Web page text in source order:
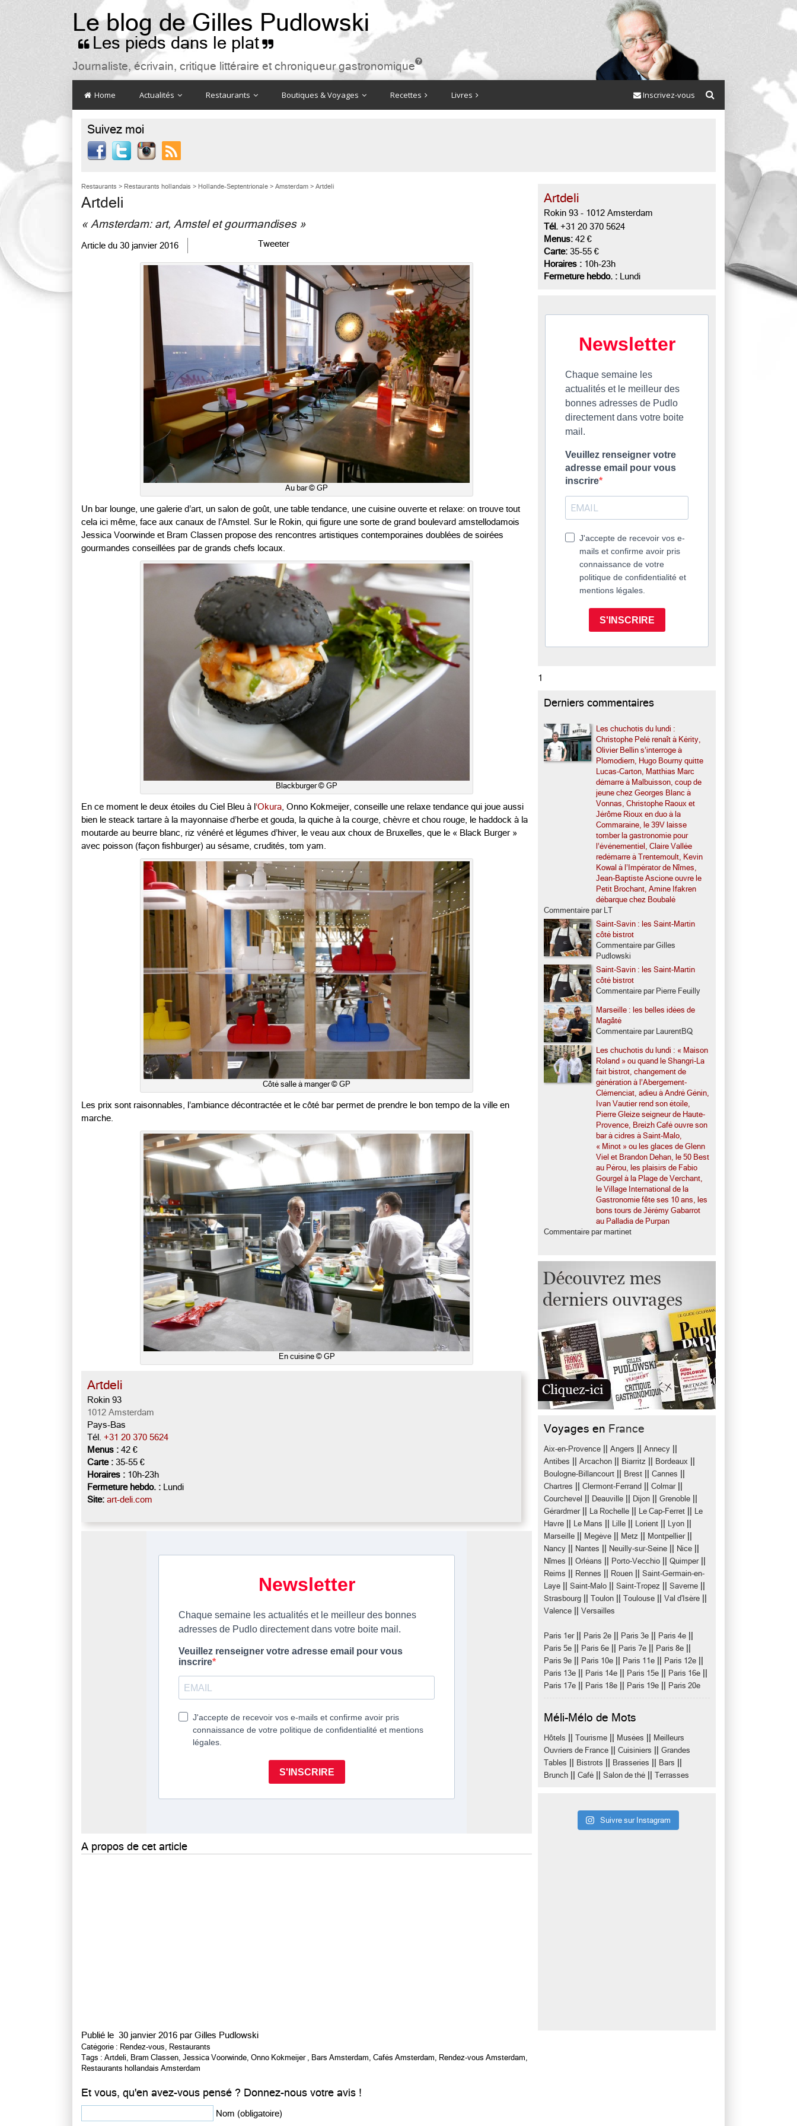
Le blog de Gilles Pudlowski
 Les pieds dans le plat 
Journaliste, écrivain, critique littéraire et chroniqueur gastronomique

Home Actualités Restaurants Boutiques & Voyages Recettes Livres Inscrivez-vous
Suivez moi

Restaurants > Restaurants hollandais > Hollande-Septentrionale > Amsterdam > Artdeli
Artdeli
« Amsterdam: art, Amstel et gourmandises »
Article du 30 janvier 2016 Tweeter
Au bar © GP
Un bar lounge, une galerie d’art, un salon de goût, une table tendance, une cuisine ouverte et relaxe: on trouve tout
cela ici même, face aux canaux de l’Amstel. Sur le Rokin, qui figure une sorte de grand boulevard amstellodamois
Jessica Voorwinde et Bram Classen propose des rencontres artistiques contemporaines doublées de soirées
gourmandes conseillées par de grands chefs locaux.
Blackburger © GP
En ce moment le deux étoiles du Ciel Bleu à l ‘Okura, Onno Kokmeijer, conseille une relaxe tendance qui joue aussi
bien le steack tartare à la mayonnaise d’herbe et gouda, la quiche à la courge, chèvre et chou rouge, le haddock à la
moutarde au beurre blanc, riz vénéré et légumes d’hiver, le veau aux choux de Bruxelles, que le « Black Burger »
avec poisson (façon fishburger) au sésame, crudités, tom yam.
Côté salle à manger © GP
Les prix sont raisonnables, l’ambiance décontractée et le côté bar permet de prendre le bon tempo de la ville en
marche.
En cuisine © GP
Artdeli
Rokin 93
1012 Amsterdam
Pays-Bas
Tél. +31 20 370 5624
Menus : 42 €
Carte : 35-55 €
Horaires : 10h-23h
Fermeture hebdo. : Lundi
Site: art-deli.com
A propos de cet article
Publié le 30 janvier 2016 par Gilles Pudlowski
Catégorie : Rendez-vous Restaurants
Tags : Artdeli Bram Classen Jessica Voorwinde Onno Kokmeijer, Bars Amsterdam Cafés Amsterdam Rendez-vous Amsterdam
Restaurants hollandais Amsterdam
Et vous, qu'en avez-vous pensé ? Donnez-nous votre avis !
Nom (obligatoire)
Artdeli
Rokin 93 - 1012 Amsterdam
Tél. +31 20 370 5624
Menus: 42 €
Carte: 35-55 €
Horaires : 10h-23h
Fermeture hebdo. : Lundi
Newsletter
Chaque semaine les
actualités et le meilleur des
bonnes adresses de Pudlo
directement dans votre boite
mail.
Veuillez renseigner votre
adresse email pour vous
inscrire
J'accepte de recevoir vos e-
mails et confirme avoir pris
connaissance de votre
politique de confidentialité et
mentions légales.
S'INSCRIRE
1
Derniers commentaires
Les chuchotis du lundi :
Christophe Pelé renaît à Kérity,
Olivier Bellin s’interroge à
Plomodiern, Hugo Bourny quitte
Lucas-Carton, Matthias Marc
démarre à Malbuisson, coup de
jeune chez Georges Blanc à
Vonnas, Christophe Raoux et
Jérôme Rioux en duo à la
Commaraine, le 39V laisse
tomber la gastronomie pour
l’événementiel, Claire Vallée
redémarre à Trentemoult, Kevin
Kowal à l’Impérator de Nîmes,
Jean-Baptiste Ascione ouvre le
Petit Brochant, Amine Ifakren
débarque chez Boubalé
Commentaire par LT
Saint-Savin : les Saint-Martin
côté bistrot
Commentaire par Gilles
Pudlowski
Saint-Savin : les Saint-Martin
côté bistrot
Commentaire par Pierre Feuilly
Marseille : les belles idées de
Magâté
Commentaire par LaurentBQ
Les chuchotis du lundi : « Maison
Roland » ou quand le Shangri-La
fait bistrot, changement de
génération à l’Abergement-
Clémenciat, adieu à André Génin,
Ivan Vautier rend son étoile,
Pierre Gleize seigneur de Haute-
Provence, Breizh Café ouvre son
bar à cidres à Saint-Malo,
« Minot » ou les glaces de Glenn
Viel et Brandon Dehan, le 50 Best
au Pérou, les plaisirs de Fabio
Gourgel à la Plage de Verchant,
le Village International de la
Gastronomie fête ses 10 ans, les
bons tours de Jérémy Gabarrot
au Palladia de Purpan
Commentaire par martinet
Voyages en France
Aix-en-Provence Angers Annecy
Antibes Arcachon Biarritz Bordeaux
Boulogne-Billancourt Brest Cannes
Chartres Clermont-Ferrand Colmar||
Courchevel Deauville Dijon Grenoble
Gérardmer|| La Rochelle Le Cap-Ferret
Le
Havre
Le Mans Lille Lorient Lyon
Marseille Megève Metz Montpellier||
Nancy Nantes Neuilly-sur-Seine Nice
Nîmes Orléans Porto-Vecchio Quimper||
Reims Rennes Rouen
Saint-Germain-en-
Laye
Saint-Malo Saint-Tropez Saverne
Strasbourg Toulon Toulouse Val d'Isère
Valence Versailles
Paris 1er|| Paris 2e Paris 3e Paris 4e
Paris 5e Paris 6e Paris 7e Paris 8e
Paris 9e Paris 10e Paris 11e Paris 12e
Paris 13e Paris 14e Paris 15e Paris 16e
Paris 17e Paris 18e Paris 19e Paris 20e
Méli-Mélo de Mots
Hôtels Tourisme Musées
Meilleurs
Ouvriers de France
Cuisiniers
Grandes
Tables
Bistrots Brasseries Bars
Brunch Café Salon de thé Terrasses
Suivre sur Instagram